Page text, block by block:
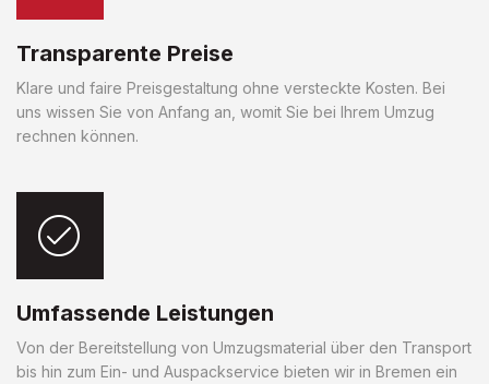
Transparente Preise
Klare und faire Preisgestaltung ohne versteckte Kosten. Bei
uns wissen Sie von Anfang an, womit Sie bei Ihrem Umzug
rechnen können.
Umfassende Leistungen
Von der Bereitstellung von Umzugsmaterial über den Transport
bis hin zum Ein- und Auspackservice bieten wir in Bremen ein